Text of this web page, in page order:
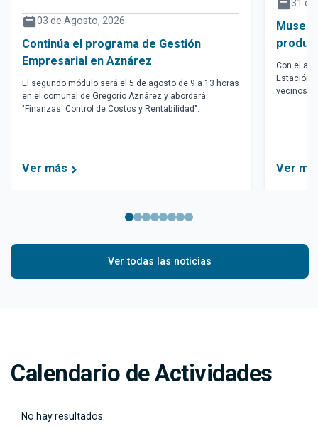
03 de Agosto, 2026
Continúa el programa de Gestión
Empresarial en Aznárez
El segundo módulo será el 5 de agosto de 9 a 13 horas
en el comunal de Gregorio Aznárez y abordará
"Finanzas: Control de Costos y Rentabilidad".
Ver más
31
Museo
Con el
Estación
vecinos
Ver
Ver todas las noticias
Calendario de Actividades
No hay resultados.